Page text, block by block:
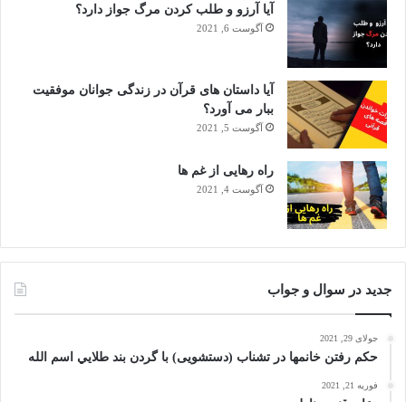
آیا آرزو و طلب کردن مرگ جواز دارد؟
آگوست 6, 2021
آیا داستان های قرآن در زندگی جوانان موفقیت
ببار می آورد؟
آگوست 5, 2021
راه رهایی از غم ها
آگوست 4, 2021
جدید در سوال و جواب
جولای 29, 2021
حکم رفتن خانمها در تشناب (دستشویی) با گردن بند طلايي اسم الله
فوریه 21, 2021